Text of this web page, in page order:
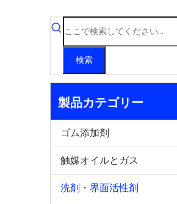
検索
製品カテゴリー
ゴム添加剤
触媒オイルとガス
洗剤・界面活性剤